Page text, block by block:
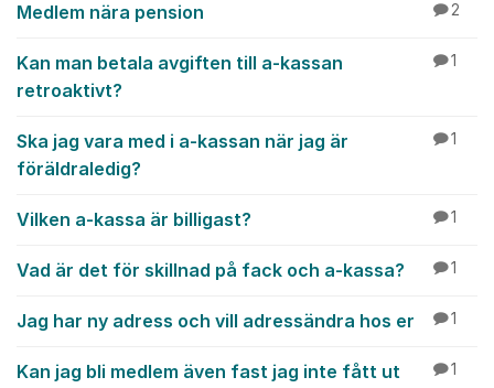
Medlem nära pension 2
Kan man betala avgiften till a-kassan
retroaktivt?
1
Ska jag vara med i a-kassan när jag är
föräldraledig?
1
Vilken a-kassa är billigast? 1
Vad är det för skillnad på fack och a-kassa? 1
Jag har ny adress och vill adressändra hos er 1
Kan jag bli medlem även fast jag inte fått ut
1